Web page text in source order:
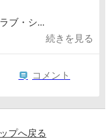
ラブ・シ...
続きを見る
コメント
プへ戻る